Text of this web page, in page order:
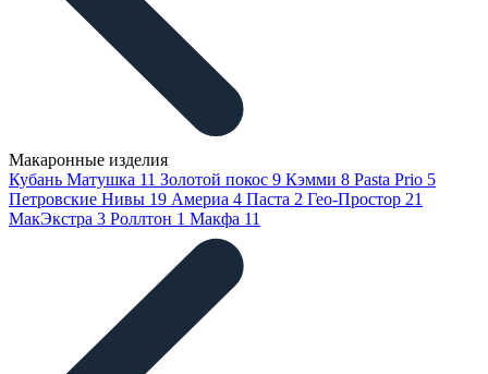
Макаронные изделия
Кубань Матушка 11 Золотой покос 9 Кэмми 8 Pasta Prio 5
Петровские Нивы 19 Америа 4 Паста 2 Гео-Простор 21
МакЭкстра 3 Роллтон 1 Макфа 11